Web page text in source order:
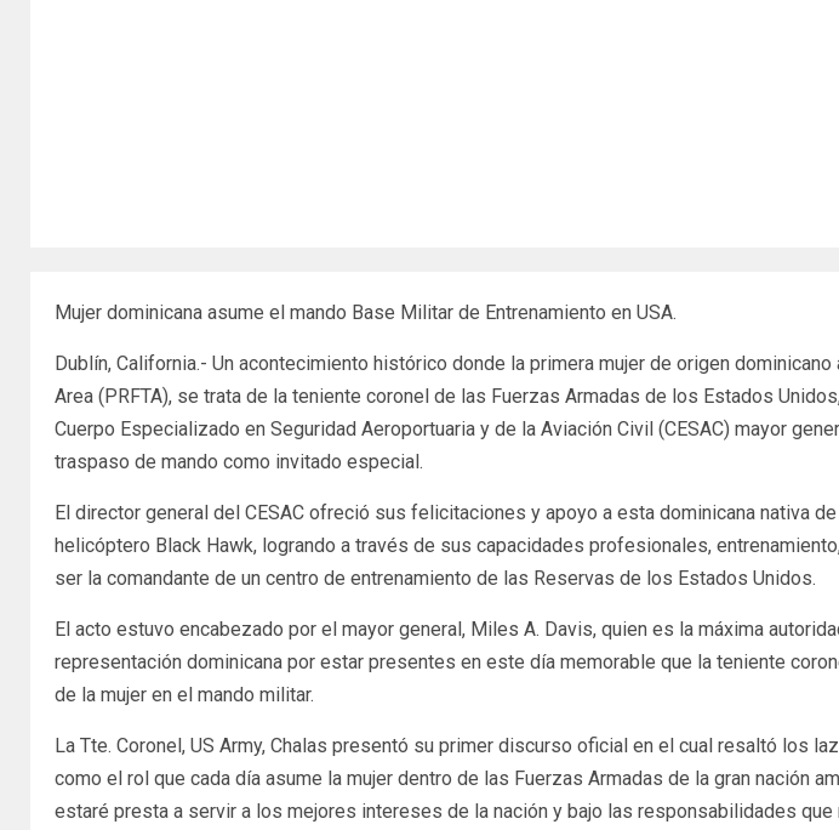
Mujer dominicana asume el mando Base Militar de Entrenamiento en USA.
Dublín, California.- Un acontecimiento histórico donde la primera mujer de origen
Area (PRFTA), se trata de la teniente coronel de las Fuerzas Armadas de los Estados
Cuerpo Especializado en Seguridad Aeroportuaria y de la Aviación Civil (CESAC) mayor
traspaso de mando como invitado especial.
El director general del CESAC ofreció sus felicitaciones y apoyo a esta dominicana nativa
helicóptero Black Hawk, logrando a través de sus capacidades profesionales,
ser la comandante de un centro de entrenamiento de las Reservas de los Estados Unidos.
El acto estuvo encabezado por el mayor general, Miles A. Davis, quien es la máxima
representación dominicana por estar presentes en este día memorable que la teniente
de la mujer en el mando militar.
La Tte. Coronel, US Army, Chalas presentó su primer discurso oficial en el cual resaltó los
como el rol que cada día asume la mujer dentro de las Fuerzas Armadas de la gran nación
estaré presta a servir a los mejores intereses de la nación y bajo las responsabilidades